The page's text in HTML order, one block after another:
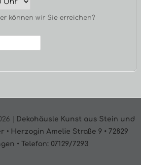
können wir Sie erreichen?
|
Dekohäusle Kunst aus Stein und
• Herzogin Amelie Straße 9 • 72829
• Telefon: 07129/7293